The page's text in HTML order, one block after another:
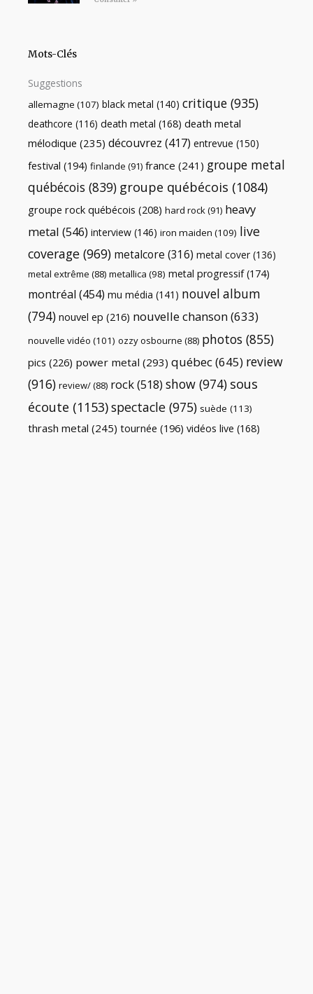
Mots-Clés
Suggestions
allemagne (107) black metal (140) critique (935)
deathcore (116) death metal (168) death metal
mélodique (235) découvrez (417) entrevue (150)
festival (194) finlande (91) france (241) groupe metal
québécois (839) groupe québécois (1084)
groupe rock québécois (208) hard rock(91) heavy
metal (546) interview (146) iron maiden (109) live
coverage (969) metalcore (316) metal cover (136)
metal extrême (88) metallica (98) metal progressif(174)
montréal (454) mu média (141) nouvel album
(794) nouvel ep (216) nouvelle chanson(633)
nouvelle vidéo (101) ozzy osbourne (88) photos (855)
pics (226) power metal (293) québec(645) review
(916) review/(88) rock(518) show (974) sous
écoute (1153)spectacle (975) suède (113)
thrash metal (245) tournée (196) vidéos live (168)